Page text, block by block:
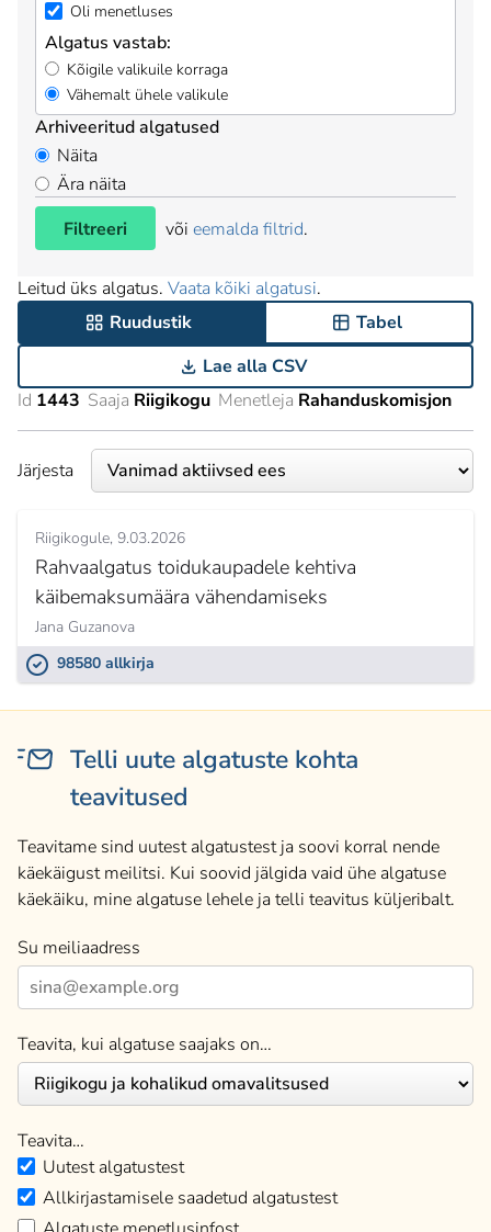
Oli menetluses
Algatus vastab:
Kõigile valikuile korraga
Vähemalt ühele valikule
Arhiveeritud algatused
Näita
Ära näita
Filtreeri
või eemalda filtrid.
Leitud üks algatus. Vaata kõiki algatusi.
Ruudustik
Tabel
Lae alla CSV
Id 1443 Saaja Riigikogu Menetleja Rahanduskomisjon
Järjesta
Riigikogule 9.03.2026
Rahvaalgatus toidukaupadele kehtiva
käibemaksumäära vähendamiseks
Jana Guzanova
98580 allkirja
Telli uute algatuste kohta
teavitused
Teavitame sind uutest algatustest ja soovi korral nende
käekäigust meilitsi. Kui soovid jälgida vaid ühe algatuse
käekäiku, mine algatuse lehele ja telli teavitus küljeribalt.
Su meiliaadress
Teavita, kui algatuse saajaks on…
Teavita…
Uutest algatustest
Allkirjastamisele saadetud algatustest